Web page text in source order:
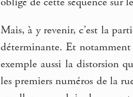
Mais, à y revenir, c’est la
déterminante. Et
exemple aussi la distorsion
les premiers numéros de la